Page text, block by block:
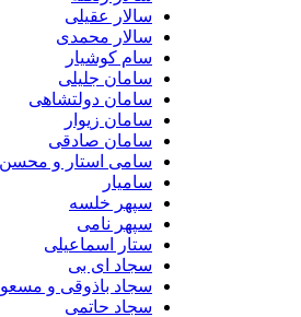
سالار عقیلی
سالار محمدی
سام کوشیار
سامان جلیلی
سامان دولتشاهی
سامان زیوار
سامان صادقی
سامی استار و محسن راد
سامیار
سپهر خلسه
سپهر نامی
ستار اسماعیلی
سجاد ای بی
سجاد باذوقی و مسعود بیات
سجاد حاتمی